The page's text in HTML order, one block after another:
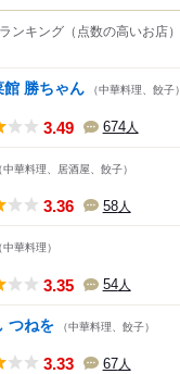
ンキング （点数の高いお店）
勝ちゃん （中華料理、餃子）
3.49 674人
（中華料理、居酒屋、餃子）
3.36 58人
（中華料理）
3.35 54人
つねを （中華料理、餃子）
3.33 67人